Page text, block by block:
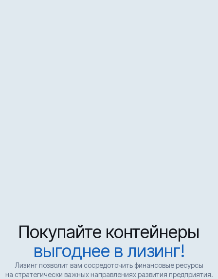
Покупайте контейнеры
выгоднее в лизинг!
Лизинг позволит вам сосредоточить финансовые ресурсы
на стратегически важных направлениях развития предприятия.